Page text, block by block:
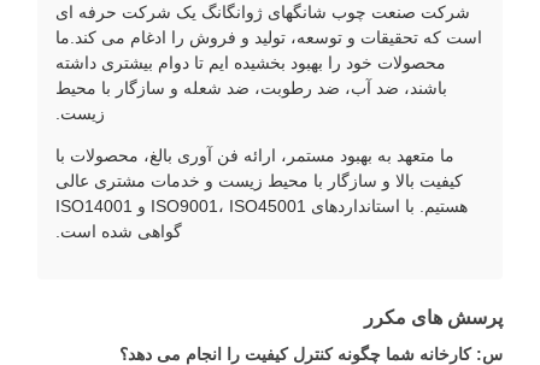
شرکت صنعت چوب شانگهای ژوانگانگ یک شرکت حرفه ای
است که تحقیقات و توسعه، تولید و فروش را ادغام می کند.ما
محصولات خود را بهبود بخشیده ایم تا دوام بیشتری داشته
باشند، ضد آب، ضد رطوبت، ضد شعله و سازگار با محیط
زیست.
ما متعهد به بهبود مستمر، ارائه فن آوری بالغ، محصولات با
کیفیت بالا و سازگار با محیط زیست و خدمات مشتری عالی
هستیم. با استانداردهای ISO9001، ISO45001 و ISO14001
گواهی شده است.
پرسش های مکرر
س: کارخانه شما چگونه کنترل کیفیت را انجام می دهد؟